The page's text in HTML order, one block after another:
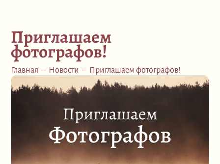
Приглашаем
фотографов!
Главная – Новости – Приглашаем фотографов!